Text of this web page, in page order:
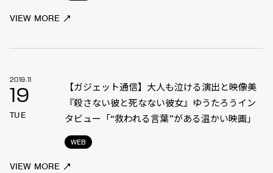
VIEW MORE
2019.11
19
TUE
WEB
【ガジェット通信】大人も泣ける演出と映像美
『殺さない彼と死なない彼女』ゆうたろうイン
タビュー「“救われる言葉”がある温かい映画」
VIEW MORE